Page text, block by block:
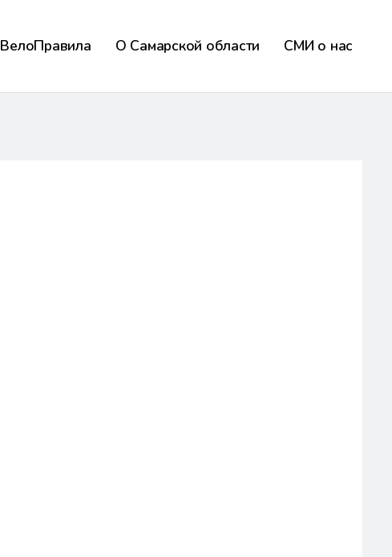
ВелоПравила О Самарской области СМИ о нас